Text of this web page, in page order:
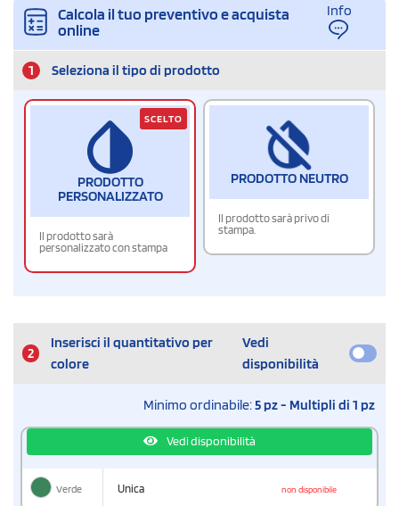
Calcola il tuo preventivo e acquista
online
Info
1 Seleziona il tipo di prodotto
PRODOTTO
PERSONALIZZATO
Il prodotto sarà
personalizzato con stampa
SCELTO
PRODOTTO NEUTRO
Il prodotto sarà privo di
stampa.
2
Inserisci il quantitativo per
colore
Vedi
disponibilità
Minimo ordinabile:5 pz - Multipli di 1 pz
Vedi disponibilità
Verde Unica non disponibile